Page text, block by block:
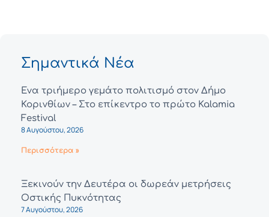
Σημαντικά Νέα
Ένα τριήμερο γεμάτο πολιτισμό στον Δήμο
Κορινθίων – Στο επίκεντρο το πρώτο Kalamia
Festival
8 Αυγούστου, 2026
Περισσότερα »
Ξεκινούν την Δευτέρα οι δωρεάν μετρήσεις
Οστικής Πυκνότητας
7 Αυγούστου, 2026